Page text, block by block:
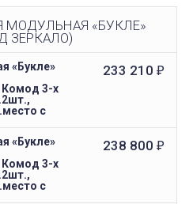
МОДУЛЬНАЯ «БУКЛЕ»
ЗЕРКАЛО)
«Букле»
Комод 3-х
с
233 210 ₽
«Букле»
Комод 3-х
с
238 800 ₽